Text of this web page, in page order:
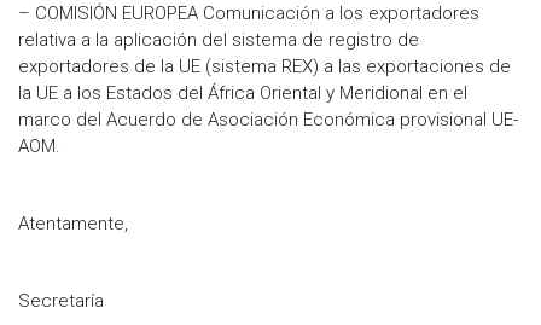
– COMISIÓN EUROPEA Comunicación a los exportadores
relativa a la aplicación del sistema de registro de
exportadores de la UE (sistema REX) a las exportaciones de
la UE a los Estados del África Oriental y Meridional en el
marco del Acuerdo de Asociación Económica provisional UE-
AOM.
Atentamente,
Secretaría